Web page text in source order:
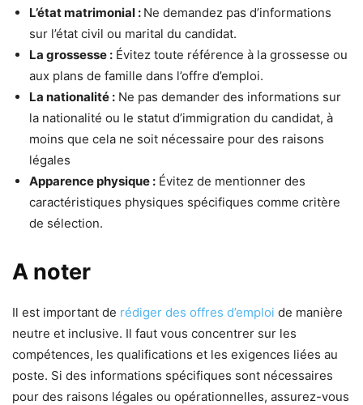
L’état matrimonial : Ne demandez pas d’informations
sur l’état civil ou marital du candidat.
La grossesse : Évitez toute référence à la grossesse ou
aux plans de famille dans l’offre d’emploi.
La nationalité : Ne pas demander des informations sur
la nationalité ou le statut d’immigration du candidat, à
moins que cela ne soit nécessaire pour des raisons
légales
Apparence physique : Évitez de mentionner des
caractéristiques physiques spécifiques comme critère
de sélection.
A noter
Il est important de rédiger des offres d’emploi de manière
neutre et inclusive. Il faut vous concentrer sur les
compétences, les qualifications et les exigences liées au
poste. Si des informations spécifiques sont nécessaires
pour des raisons légales ou opérationnelles, assurez-vous